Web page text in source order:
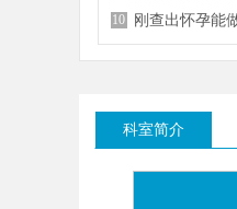
10 刚查出怀孕能
科室简介